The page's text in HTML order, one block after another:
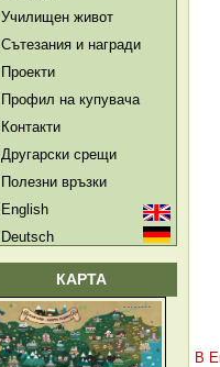
Училищен живот
Сътезания и награди
Проекти
Профил на купувача
Контакти
Другарски срещи
Полезни връзки
English
Deutsch
КАРТА
В